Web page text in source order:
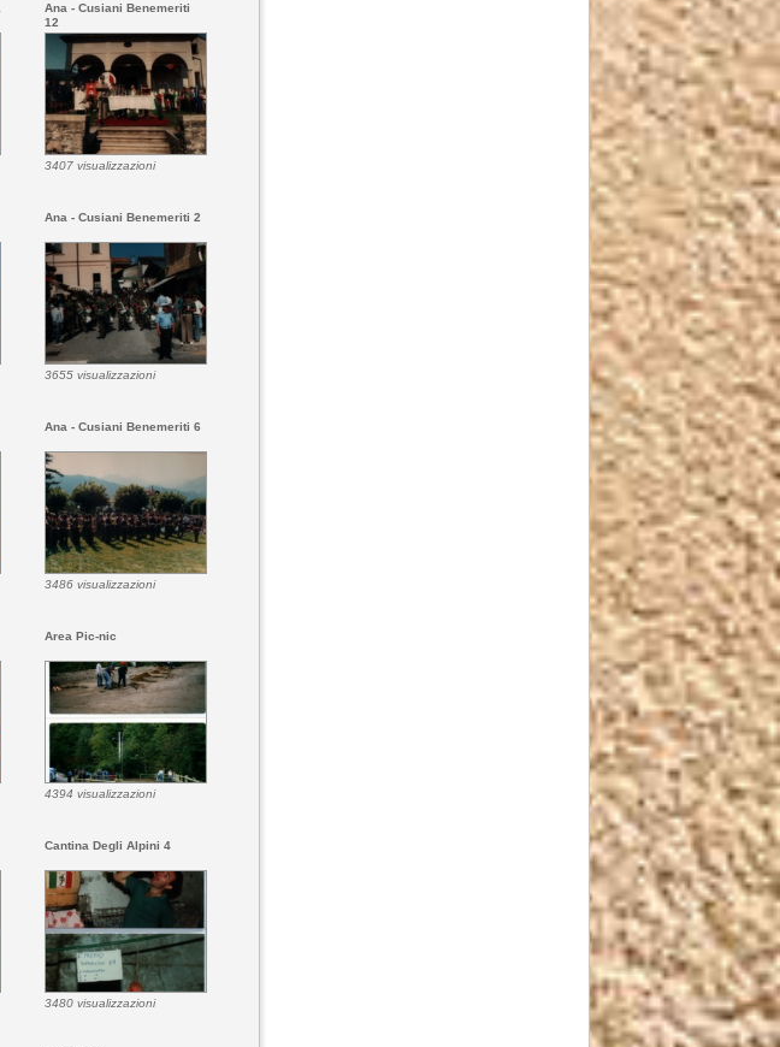
Ana - Cusiani Benemeriti
12
3407 visualizzazioni
Ana - Cusiani Benemeriti 2
3655 visualizzazioni
Ana - Cusiani Benemeriti 6
3486 visualizzazioni
Area Pic-nic
4394 visualizzazioni
Cantina Degli Alpini 4
3480 visualizzazioni